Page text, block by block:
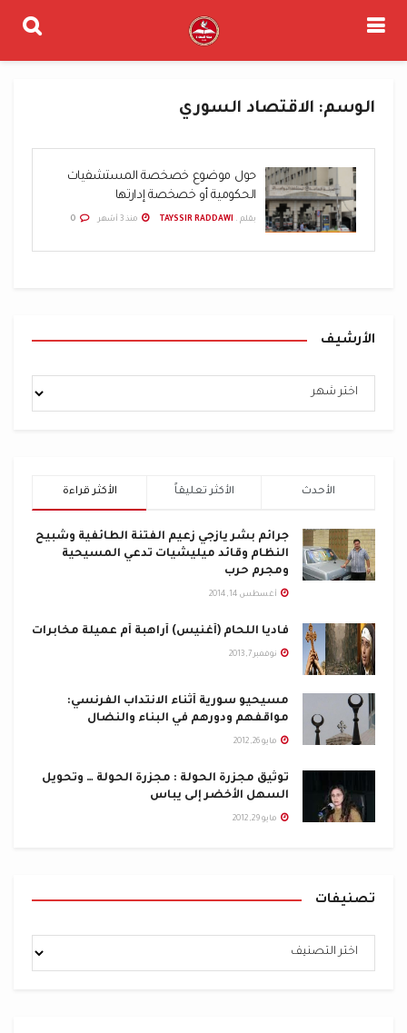
الوسم: الاقتصاد السوري
حول موضوع خصخصة المستشفيات
الحكومية أو خصخصة إدارتها
بقلم . TAYSSIR RADDAWI منذ 3 أشهر
الأرشيف
الأكثر قراءة الأكثر تعليقاً الأحدث
جرائم بشر يازجي زعيم الفتنة الطائفية وشبيح
النظام وقائد ميليشيات تدعي المسيحية
ومجرم حرب
أغسطس 14, 2014
فاديا اللحام (أغنيس) أراهبة أم عميلة مخابرات
نوفمبر 7, 2013
مسيحيو سورية أثناء الانتداب الفرنسي:
مواقفهم ودورهم في البناء والنضال
مايو 26, 2012
توثيق مجزرة الحولة : مجزرة الحولة … وتحويل
السهل الأخضر إلى يباس
مايو 29, 2012
تصنيفات